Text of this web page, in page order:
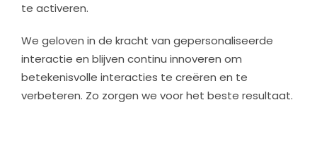
te activeren.
We geloven in de kracht van gepersonaliseerde
interactie en blijven continu innoveren om
betekenisvolle interacties te creëren en te
verbeteren. Zo zorgen we voor het beste resultaat.